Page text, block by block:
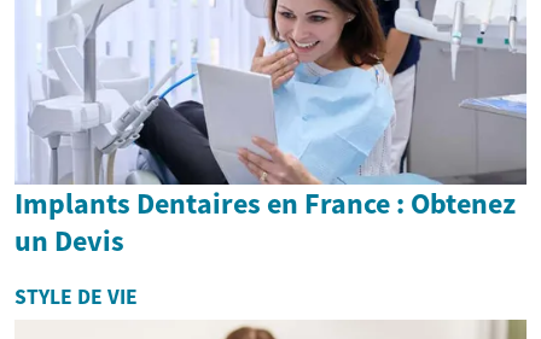
Implants Dentaires en France : Obtenez
un Devis
STYLE DE VIE